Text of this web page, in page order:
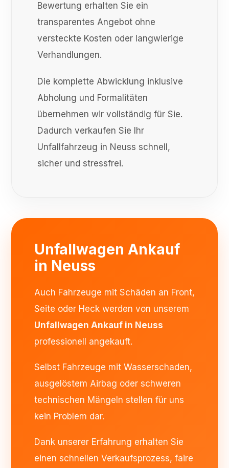
Bewertung erhalten Sie ein
transparentes Angebot ohne
versteckte Kosten oder langwierige
Verhandlungen.
Die komplette Abwicklung inklusive
Abholung und Formalitäten
übernehmen wir vollständig für Sie.
Dadurch verkaufen Sie Ihr
Unfallfahrzeug in Neuss schnell,
sicher und stressfrei.
Unfallwagen Ankauf
in Neuss
Auch Fahrzeuge mit Schäden an Front,
Seite oder Heck werden von unserem
Unfallwagen Ankauf in Neuss
professionell angekauft.
Selbst Fahrzeuge mit Wasserschaden,
ausgelöstem Airbag oder schweren
technischen Mängeln stellen für uns
kein Problem dar.
Dank unserer Erfahrung erhalten Sie
einen schnellen Verkaufsprozess, faire